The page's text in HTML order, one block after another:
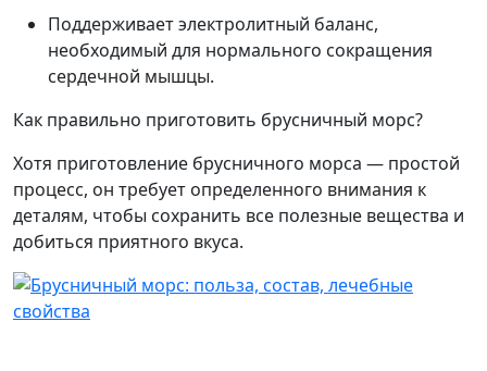
Поддерживает электролитный баланс,
необходимый для нормального сокращения
сердечной мышцы.
Как правильно приготовить брусничный морс?
Хотя приготовление брусничного морса — простой
процесс, он требует определенного внимания к
деталям, чтобы сохранить все полезные вещества и
добиться приятного вкуса.